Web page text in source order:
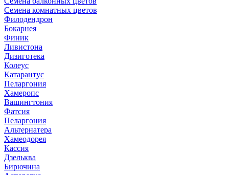
Семена комнатных цветов
Филодендрон
Бокарнея
Финик
Ливистона
Дизиготека
Колеус
Катарантус
Пеларгония
Хамеропс
Вашингтония
Фатсия
Пеларгония
Альтернатера
Хамеодорея
Кассия
Дзельква
Бирючина